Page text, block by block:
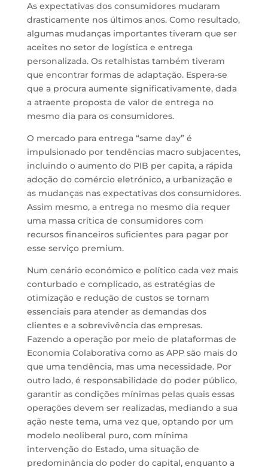
As expectativas dos consumidores mudaram
drasticamente nos últimos anos. Como resultado,
algumas mudanças importantes tiveram que ser
aceites no setor de logística e entrega
personalizada. Os retalhistas também tiveram
que encontrar formas de adaptação. Espera-se
que a procura aumente significativamente, dada
a atraente proposta de valor de entrega no
mesmo dia para os consumidores.
O mercado para entrega “same day” é
impulsionado por tendências macro subjacentes,
incluindo o aumento do PIB per capita, a rápida
adoção do comércio eletrónico, a urbanização e
as mudanças nas expectativas dos consumidores.
Assim mesmo, a entrega no mesmo dia requer
uma massa crítica de consumidores com
recursos financeiros suficientes para pagar por
esse serviço premium.
Num cenário económico e político cada vez mais
conturbado e complicado, as estratégias de
otimização e redução de custos se tornam
essenciais para atender as demandas dos
clientes e a sobrevivência das empresas.
Fazendo a operação por meio de plataformas de
Economia Colaborativa como as APP são mais do
que uma tendência, mas uma necessidade. Por
outro lado, é responsabilidade do poder público,
garantir as condições mínimas pelas quais essas
operações devem ser realizadas, mediando a sua
ação neste tema, uma vez que, optando por um
modelo neoliberal puro, com mínima
intervenção do Estado, uma situação de
predominância do poder do capital, enquanto a